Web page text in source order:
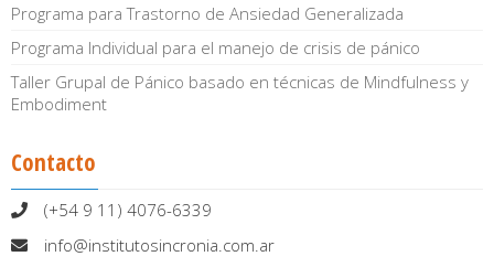
Programa para Trastorno de Ansiedad Generalizada
Programa Individual para el manejo de crisis de pánico
Taller Grupal de Pánico basado en técnicas de Mindfulness y
Embodiment
Contacto
(+54 9 11) 4076-6339
info@institutosincronia.com.ar